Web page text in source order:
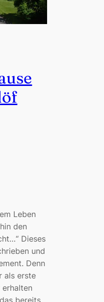
Leben
den
Dieses
und
Denn
als erste